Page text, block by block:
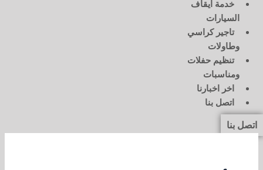
خدمة ايقاف
السيارات
تاجير كراسي
وطاولات
تنظيم حفلات
ومناسبات
اخر اخبارنا
اتصل بنا
اتصل بنا